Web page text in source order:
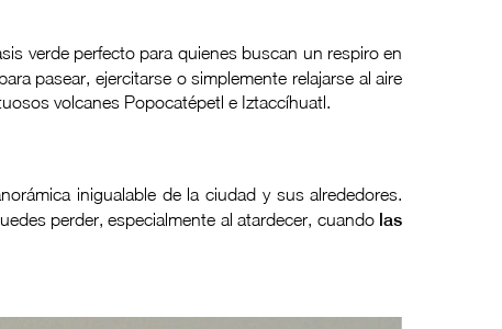
verde perfecto para quienes buscan un respiro en
pasear, ejercitarse o simplemente relajarse al aire
volcanes Popocatépetl e Iztaccíhuatl.
inigualable de la ciudad y sus alrededores.
perder, especialmente al atardecer, cuando las